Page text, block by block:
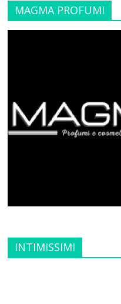
MAGMA PROFUMI
INTIMISSIMI